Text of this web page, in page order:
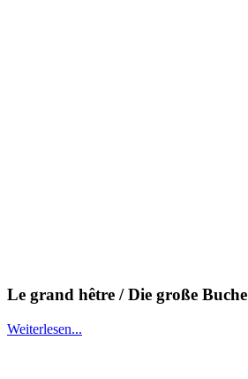
Le grand hêtre / Die große Buche
Weiterlesen...